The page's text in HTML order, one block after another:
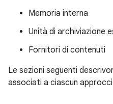
Memoria interna
Unità di archiviazione
Fornitori di contenuti
Le sezioni seguenti
associati a ciascun